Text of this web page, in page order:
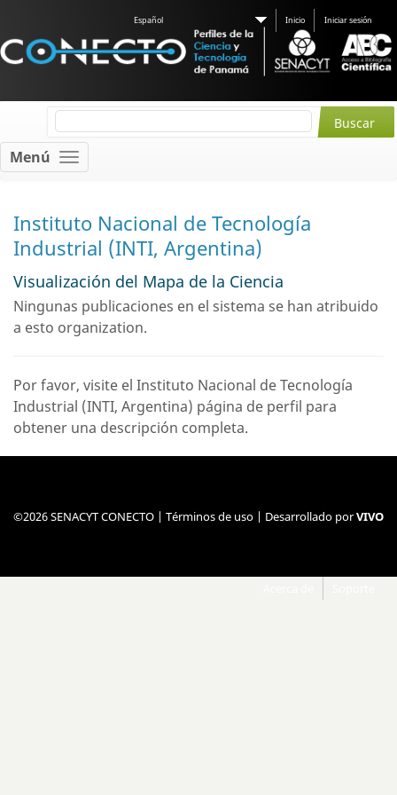
Español Inicio Iniciar sesión
Menú
Instituto Nacional de Tecnología
Industrial (INTI, Argentina)
Visualización del Mapa de la Ciencia
Ningunas publicaciones en el sistema se han atribuido
a esto organization.
Por favor, visite el Instituto Nacional de Tecnología
Industrial (INTI, Argentina) página de perfil para
obtener una descripción completa.
©2026 SENACYT CONECTO | Términos de uso | Desarrollado porVIVO